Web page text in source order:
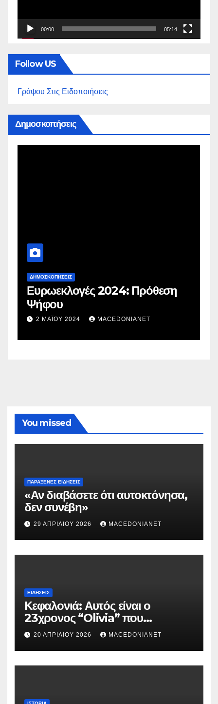
00:00 05:14
Follow US
Γράψου Στις Ειδοποιήσεις
Δημοσκοπήσεις
ΔΗΜΟΣΚΟΠΉΣΕΙΣ
Ευρωεκλογές 2024: Πρόθεση
Ψήφου
2 ΜΑΪ́ΟΥ 2024 MACEDONIANET
You missed
ΠΑΡΆΞΕΝΕΣ ΕΙΔΉΣΕΙΣ
«Αν διαβάσετε ότι αυτοκτόνησα,
δεν συνέβη»
29 ΑΠΡΙΛΊΟΥ 2026 MACEDONIANET
ΕΙΔΉΣΕΙΣ
Κεφαλονιά: Αυτός είναι ο
23χρονος “Olivia” που
κατηγορείται για τον θάνατο της
Μυρτούς
20 ΑΠΡΙΛΊΟΥ 2026 MACEDONIANET